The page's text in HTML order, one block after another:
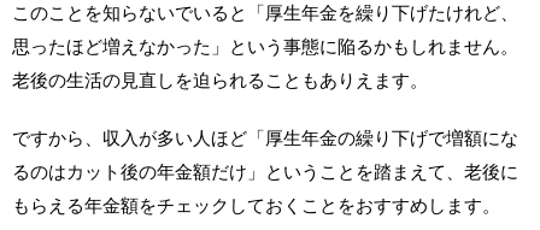
このことを知らないでいると「厚生年金を繰り下げたけれど、
思ったほど増えなかった」という事態に陥るかもしれません。
老後の生活の見直しを迫られることもありえます。
ですから、収入が多い人ほど「厚生年金の繰り下げで増額にな
るのはカット後の年金額だけ」ということを踏まえて、老後に
もらえる年金額をチェックしておくことをおすすめします。